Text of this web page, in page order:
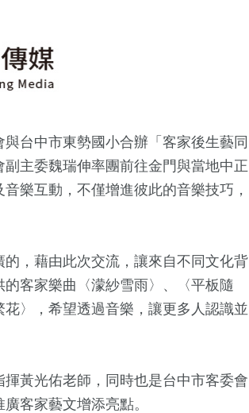
台中市東勢國小合辦「客家後生藝同
主委魏瑞伸率團前往金門與當地中正
樂互動，不僅增進彼此的音樂技巧，
，藉由此次交流，讓來自不同文化背
客家樂曲〈濛紗雪雨〉、〈平板隨
〉，希望透過音樂，讓更多人認識並
黃光佑老師，同時也是台中市客委會
客家藝文增添亮點。
266 +
藝文
35+